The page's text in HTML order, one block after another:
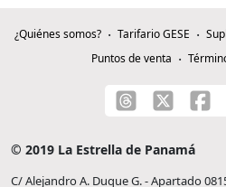
¿Quiénes somos? Tarifario GESE
Puntos de venta
© 2019 La Estrella de Panamá
C/ Alejandro A. Duque G. - Apartado